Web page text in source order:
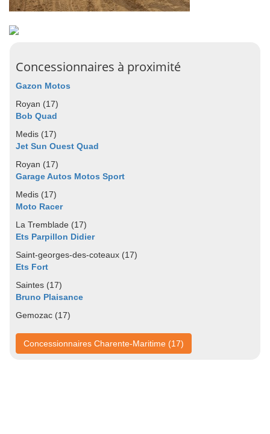
Concessionnaires à proximité
Gazon Motos
Royan (17)
Bob Quad
Medis (17)
Jet Sun Ouest Quad
Royan (17)
Garage Autos Motos Sport
Medis (17)
Moto Racer
La Tremblade (17)
Ets Parpillon Didier
Saint-georges-des-coteaux (17)
Ets Fort
Saintes (17)
Bruno Plaisance
Gemozac (17)
Concessionnaires Charente-Maritime (17)